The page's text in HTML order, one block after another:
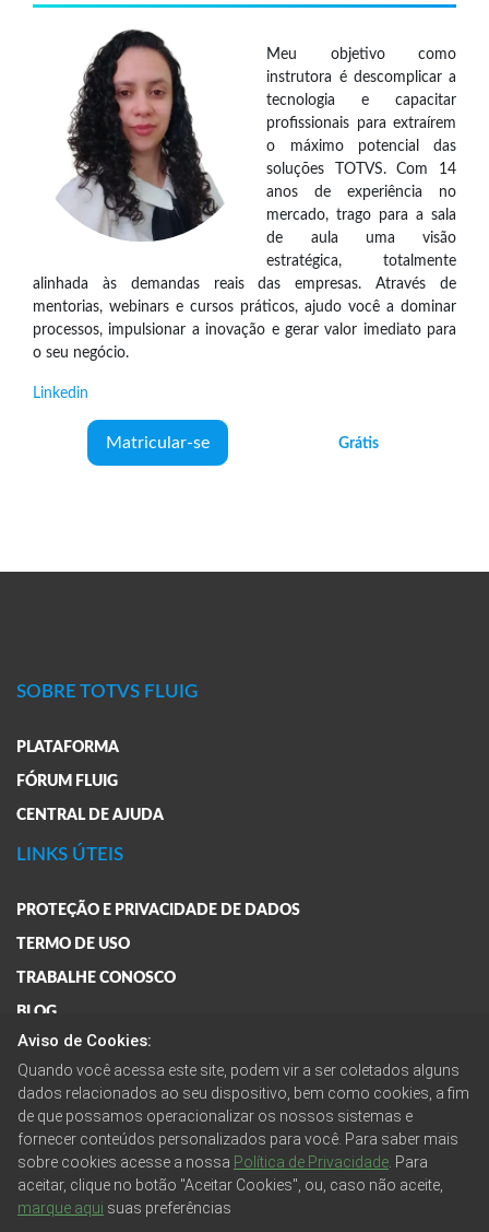
Meu objetivo como
instrutora é descomplicar a
tecnologia e capacitar
profissionais para extraírem
o máximo potencial das
soluções TOTVS. Com 14
anos de experiência no
mercado, trago para a sala
de aula uma visão
estratégica, totalmente
alinhada às demandas reais das empresas. Através de
mentorias, webinars e cursos práticos, ajudo você a dominar
processos, impulsionar a inovação e gerar valor imediato para
o seu negócio.
Linkedin
Matricular-se Grátis
SOBRE TOTVS FLUIG
PLATAFORMA
FÓRUM FLUIG
CENTRAL DE AJUDA
LINKS ÚTEIS
PROTEÇÃO E PRIVACIDADE DE DADOS
TERMO DE USO
TRABALHE CONOSCO
BLOG
FAQ
FALE CONOSCO
ENTRE EM CONTATO
Aviso de Cookies:
Quando você acessa este site, podem vir a ser coletados alguns
dados relacionados ao seu dispositivo, bem como cookies, a fim
de que possamos operacionalizar os nossos sistemas e
fornecer conteúdos personalizados para você. Para saber mais
sobre cookies acesse a nossa Política de Privacidade . Para
aceitar, clique no botão "Aceitar Cookies", ou, caso não aceite,
marque aqui suas preferências